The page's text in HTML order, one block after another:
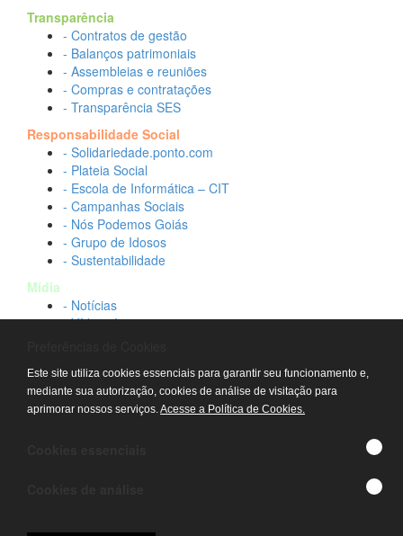
Transparência
- Contratos de gestão
- Balanços patrimoniais
- Assembleias e reuniões
- Compras e contratações
- Transparência SES
Responsabilidade Social
- Solidariedade.ponto.com
- Plateia Social
- Escola de Informática – CIT
- Campanhas Sociais
- Nós Podemos Goiás
- Grupo de Idosos
- Sustentabilidade
Mídia
- Notícias
- Vídeos Institucionais
Contato
- Fale conosco
- Trabalhe conosco
- Sala de imprensa
Este site utiliza cookies essenciais para garantir seu funcionamento e,
mediante sua autorização, cookies de análise de visitação para
aprimorar nossos serviços.Acesse a Política de Cookies.